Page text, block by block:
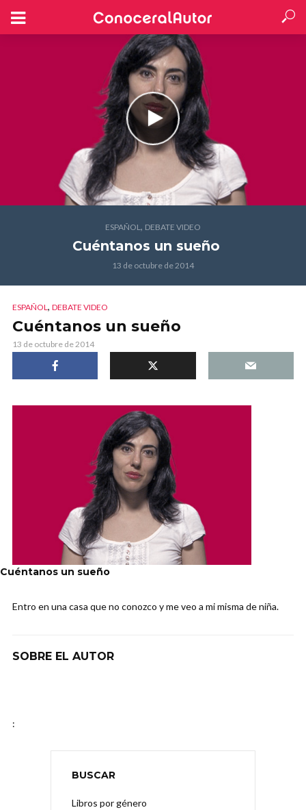
ESPAÑOL, DEBATE VIDEO
Cuéntanos un sueño
13 de octubre de 2014
ESPAÑOL, DEBATE VIDEO
Cuéntanos un sueño
13 de octubre de 2014
Cuéntanos un sueño
Entro en una casa que no conozco y me veo a mi misma de niña.
SOBRE EL AUTOR
:
BUSCAR
Libros por género